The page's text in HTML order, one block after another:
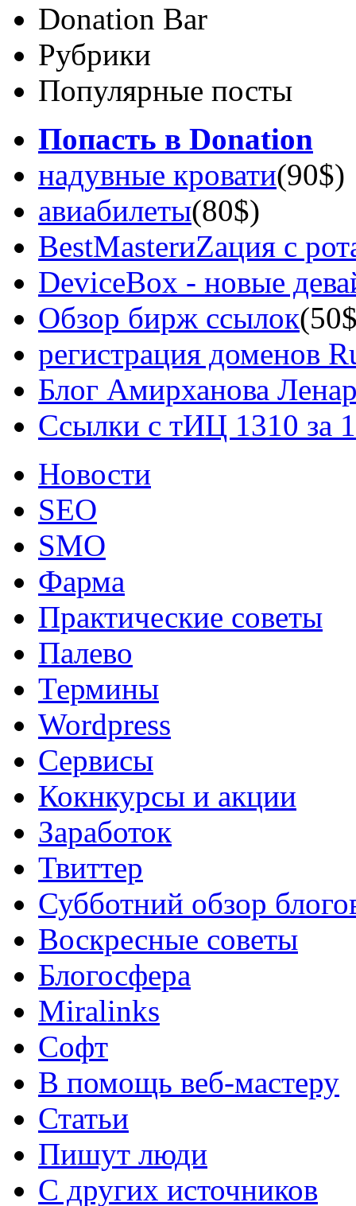
Donation Bar
Рубрики
Популярные посты
Попасть в Donation
надувные кровати(90$)
авиабилеты(80$)
BestMasterиZация с
DeviceBox - новые
Обзор бирж ссылок
регистрация доменов
Блог Амирханова
Ссылки с тИЦ 1310 за
Новости
SEO
SMO
Фарма
Практические советы
Палево
Термины
Wordpress
Сервисы
Кокнкурсы и акции
Заработок
Твиттер
Субботний обзор
Воскресные советы
Блогосфера
Miralinks
Софт
В помощь веб-мастеру
Статьи
Пишут люди
С других источников